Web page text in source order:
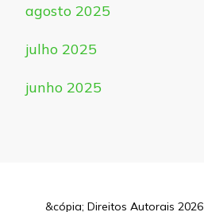
agosto 2025
julho 2025
junho 2025
&cópia; Direitos Autorais 2026